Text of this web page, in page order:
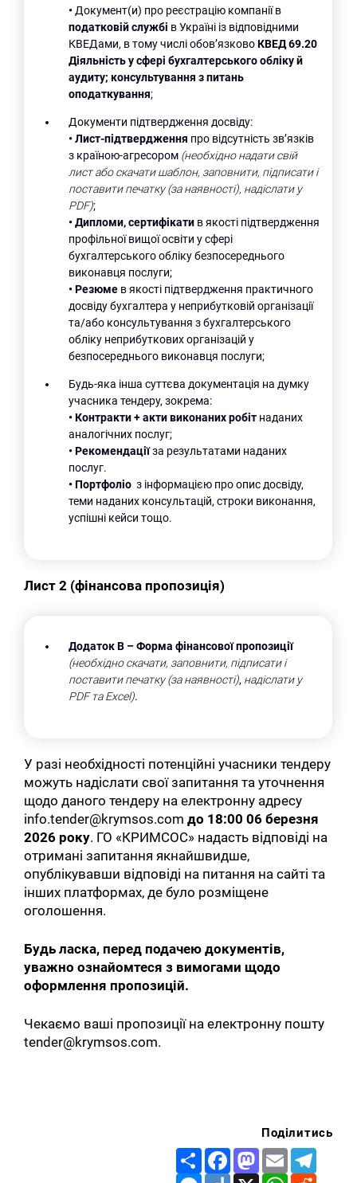
•Документ(и) про реєстрацію компанії в
податковій службі в Україні із відповідними
КВЕДами, в тому числі обов’язковоКВЕД 69.20
Діяльність у сфері бухгалтерського обліку й
аудиту; консультування з питань
оподаткування;
Документи підтвердження досвіду:
•Лист-підтвердження про відсутність зв’язків
з країною-агресором (необхідно надати свій
лист або скачати шаблон, заповнити, підписати і
поставити печатку (за наявності), надіслати у
PDF);
•Дипломи, сертифікати в якості підтвердження
профільної вищої освіти у сфері
бухгалтерського обліку безпосереднього
виконавця послуги;
•Резюме в якості підтвердження практичного
досвіду бухгалтера у неприбутковій організації
та/або консультування з бухгалтерського
обліку неприбуткових організацій у
безпосереднього виконавця послуги;
Будь-яка інша суттєва документація на думку
учасника тендеру, зокрема:
•Контракти + акти виконаних робіт наданих
аналогічних послуг;
•Рекомендаціїза результатами наданих
послуг.
•Портфоліо з інформацією про опис досвіду,
теми наданих консультацій, строки виконання,
успішні кейси тощо.
Лист 2 (фінансова пропозиція)
Додаток В – Форма фінансової пропозиції
(необхідно скачати, заповнити, підписати і
поставити печатку (за наявності), надіслати у
PDF та Excel).
У разі необхідності потенційні учасники тендеру
можуть надіслати свої запитання та уточнення
щодо даного тендеру на електронну адресу
info.tender@krymsos.comдо 18:00 06 березня
2026 року. ГО «КРИМСОС» надасть відповіді на
отримані запитання якнайшвидше,
опублікувавши відповіді на питання на сайті та
інших платформах, де було розміщене
оголошення.
Будь ласка, перед подачею документів,
уважно ознайомтеся з вимогами щодо
оформлення пропозицій.
Чекаємо ваші пропозиції на електронну пошту
tender@krymsos.com.
Поділитись
Share FacebookMastodon
Email